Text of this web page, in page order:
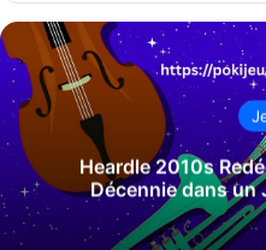
Heardle 2010s
Décennie dans